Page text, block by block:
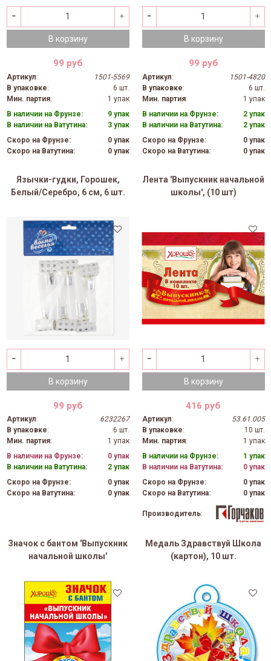
В корзину
99 руб
Артикул:
1501-5569
В упаковке:
6 шт.
Мин. партия:
1 упак
В наличии на Фрунзе:
9 упак
В наличии на Ватутина:
3 упак
Скоро на Фрунзе:
0 упак
Скоро на Ватутина:
0 упак
В корзину
99 руб
Артикул:
1501-4820
В упаковке:
6 шт.
Мин. партия:
1 упак
В наличии на Фрунзе:
2 упак
В наличии на Ватутина:
2 упак
Скоро на Фрунзе:
0 упак
Скоро на Ватутина:
0 упак
Язычки-гудки, Горошек,
Белый/Серебро, 6 см, 6 шт.
В корзину
99 руб
Артикул:
6232267
В упаковке:
6 шт.
Мин. партия:
1 упак
В наличии на Фрунзе:
0 упак
В наличии на Ватутина:
2 упак
Скоро на Фрунзе:
0 упак
Скоро на Ватутина:
0 упак
Лента 'Выпускник начальной
школы', (10 шт)
В корзину
416 руб
Артикул:
53.61.005
В упаковке:
10 шт.
Мин. партия:
1 упак
В наличии на Фрунзе:
1 упак
В наличии на Ватутина:
0 упак
Скоро на Фрунзе:
0 упак
Скоро на Ватутина:
0 упак
Производитель:
Значок с бантом 'Выпускник
начальной школы'
Медаль Здравствуй Школа
(картон), 10 шт.